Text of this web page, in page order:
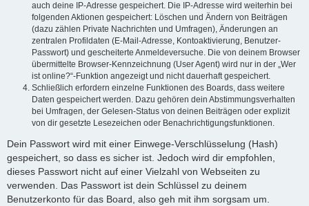
auch deine IP-Adresse gespeichert. Die IP-Adresse wird weiterhin bei
folgenden Aktionen gespeichert: Löschen und Ändern von Beiträgen
(dazu zählen Private Nachrichten und Umfragen), Änderungen an
zentralen Profildaten (E-Mail-Adresse, Kontoaktivierung, Benutzer-
Passwort) und gescheiterte Anmeldeversuche. Die von deinem Browser
übermittelte Browser-Kennzeichnung (User Agent) wird nur in der „Wer
ist online?“-Funktion angezeigt und nicht dauerhaft gespeichert.
Schließlich erfordern einzelne Funktionen des Boards, dass weitere
Daten gespeichert werden. Dazu gehören dein Abstimmungsverhalten
bei Umfragen, der Gelesen-Status von deinen Beiträgen oder explizit
von dir gesetzte Lesezeichen oder Benachrichtigungsfunktionen.
Dein Passwort wird mit einer Einwege-Verschlüsselung (Hash)
gespeichert, so dass es sicher ist. Jedoch wird dir empfohlen,
dieses Passwort nicht auf einer Vielzahl von Webseiten zu
verwenden. Das Passwort ist dein Schlüssel zu deinem
Benutzerkonto für das Board, also geh mit ihm sorgsam um.